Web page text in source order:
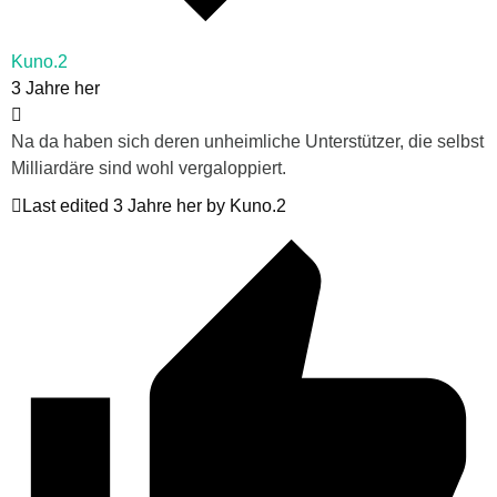
Kuno.2
3 Jahre her
Na da haben sich deren unheimliche Unterstützer, die selbst
Milliardäre sind wohl vergaloppiert.
Last edited 3 Jahre her by Kuno.2